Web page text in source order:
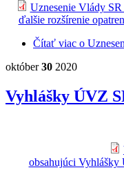
Uznesenie Vlády
ďalšie rozšírenie
Čítať viac o
október30 2020
Vyhlášky ÚVZ
obsahujúci Vyhlášky